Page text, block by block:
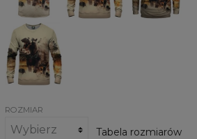
Damska
bluza
Powerful
Hippo
ROZMIAR
Tabela rozmiarów